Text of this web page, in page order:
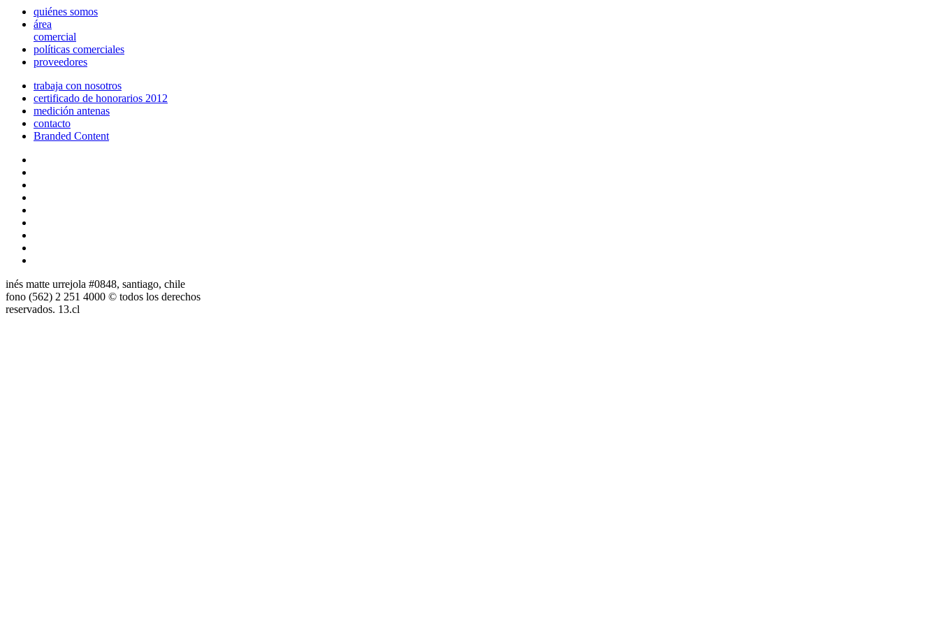
quiénes somos
área
comercial
políticas comerciales
proveedores
trabaja con nosotros
certificado de honorarios 2012
medición antenas
contacto
Branded Content
inés matte urrejola #0848, santiago, chile
fono (562) 2 251 4000 © todos los derechos
reservados. 13.cl